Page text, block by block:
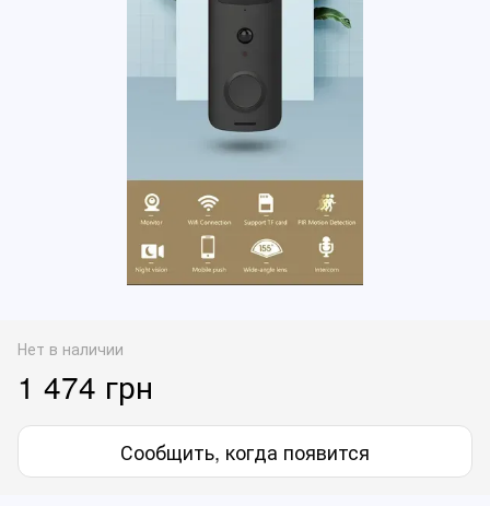
Нет в наличии
1 474 грн
Сообщить, когда появится